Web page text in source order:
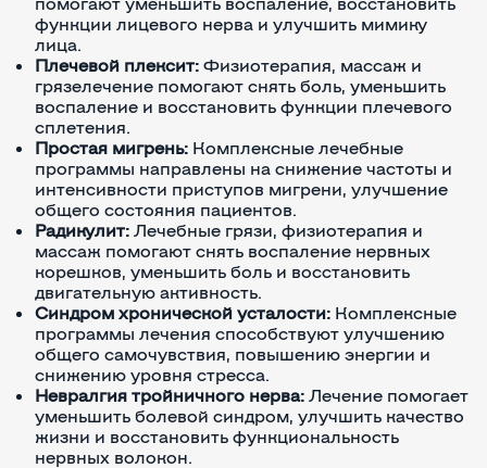
функции лицевого нерва и улучшить мимику
лица.
Плечевой плексит: Физиотерапия, массаж и
грязелечение помогают снять боль, уменьшить
воспаление и восстановить функции плечевого
сплетения.
Простая мигрень: Комплексные лечебные
программы направлены на снижение частоты и
интенсивности приступов мигрени, улучшение
общего состояния пациентов.
Радикулит: Лечебные грязи, физиотерапия и
массаж помогают снять воспаление нервных
корешков, уменьшить боль и восстановить
двигательную активность.
Синдром хронической усталости: Комплексные
программы лечения способствуют улучшению
общего самочувствия, повышению энергии и
снижению уровня стресса.
Невралгия тройничного нерва: Лечение помогает
уменьшить болевой синдром, улучшить качество
жизни и восстановить функциональность
нервных волокон.